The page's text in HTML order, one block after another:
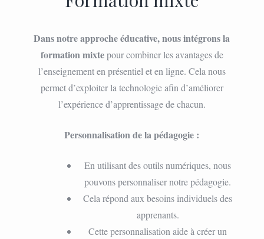
Dans notre approche éducative, nous intégrons la
formation mixtepour combiner les avantages de
l’enseignement en présentiel et en ligne. Cela nous
permet d’exploiter la technologie afin d’améliorer
l’expérience d’apprentissage de chacun.
Personnalisation de la pédagogie :
En utilisant des outils numériques, nous
pouvons personnaliser notre pédagogie.
Cela répond aux besoins individuels des
apprenants.
Cette personnalisation aide à créer un